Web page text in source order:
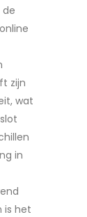
zijn
wat
in
is het